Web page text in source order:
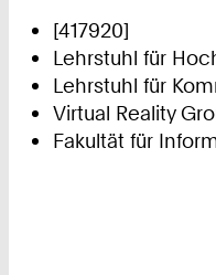
[417920]
Lehrstuhl für
Lehrstuhl für
Virtual Reality
Fakultät für